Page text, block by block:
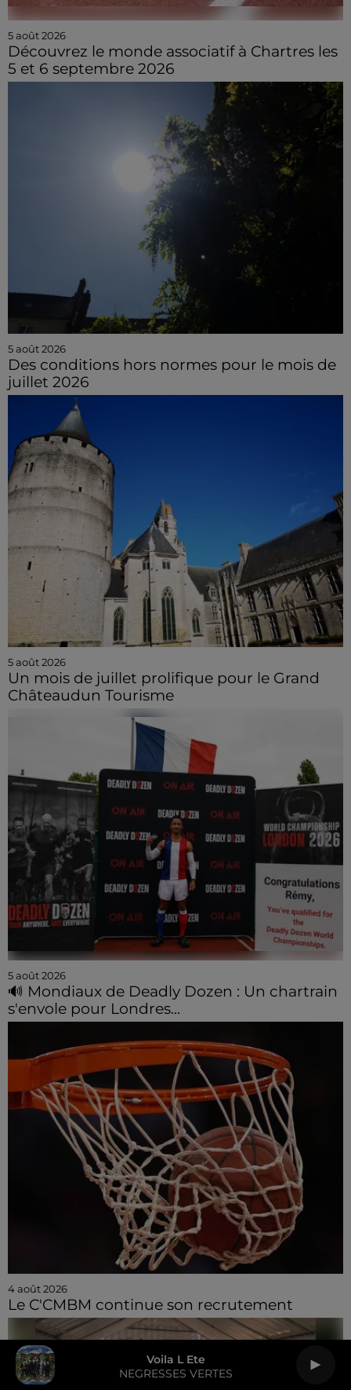
Voila L Ete
NEGRESSES VERTES
5 août 2026
Découvrez le monde associatif à Chartres les
5 et 6 septembre 2026
5 août 2026
Des conditions hors normes pour le mois de
juillet 2026
5 août 2026
Un mois de juillet prolifique pour le Grand
Châteaudun Tourisme
5 août 2026
🔊 Mondiaux de Deadly Dozen : Un chartrain
s'envole pour Londres...
4 août 2026
Le C'CMBM continue son recrutement